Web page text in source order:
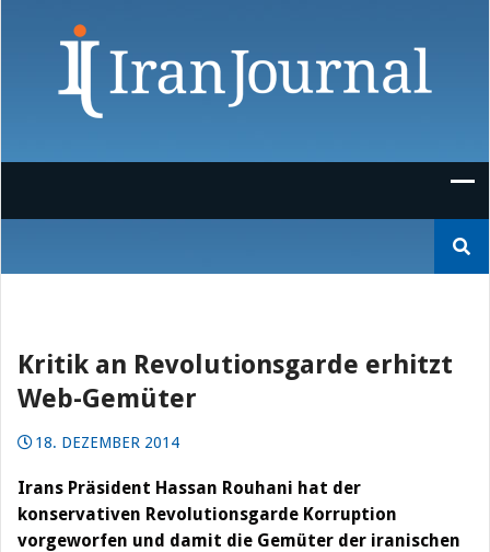
nach:
Kritik an Revolutionsgarde erhitzt
Web-Gemüter
18. DEZEMBER 2014
Irans Präsident Hassan Rouhani hat der
konservativen Revolutionsgarde Korruption
vorgeworfen und damit die Gemüter der iranischen